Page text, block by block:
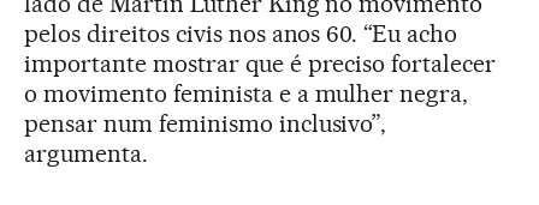
pelos direitos civis nos anos 60. “Eu acho
importante mostrar que é preciso fortalecer
o movimento feminista e a mulher negra,
pensar num feminismo inclusivo”,
argumenta.